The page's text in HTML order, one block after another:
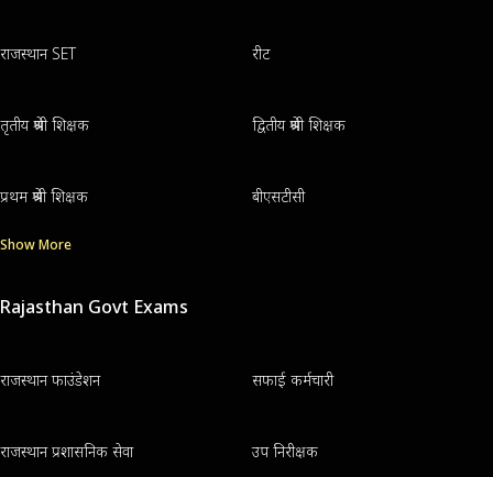
राजस्थान SET रीट
तृतीय श्रेणी शिक्षक द्वितीय श्रेणी शिक्षक
प्रथम श्रेणी शिक्षक बीएसटीसी
Show More
Rajasthan Govt Exams
राजस्थान फाउंडेशन सफाई कर्मचारी
राजस्थान प्रशासनिक सेवा उप निरीक्षक